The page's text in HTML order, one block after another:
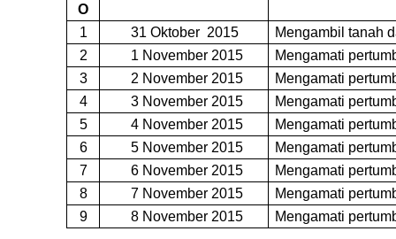
O
1 31 Oktober 2015
Mengambil tanah
2
1 November 2015
Mengamati
3
2 November 2015
Mengamati
4
3 November 2015
Mengamati
5
4 November 2015
Mengamati
6
5 November 2015
Mengamati
7
6 November 2015
Mengamati
8
7 November 2015
Mengamati
9
8 November 2015 Mengamati